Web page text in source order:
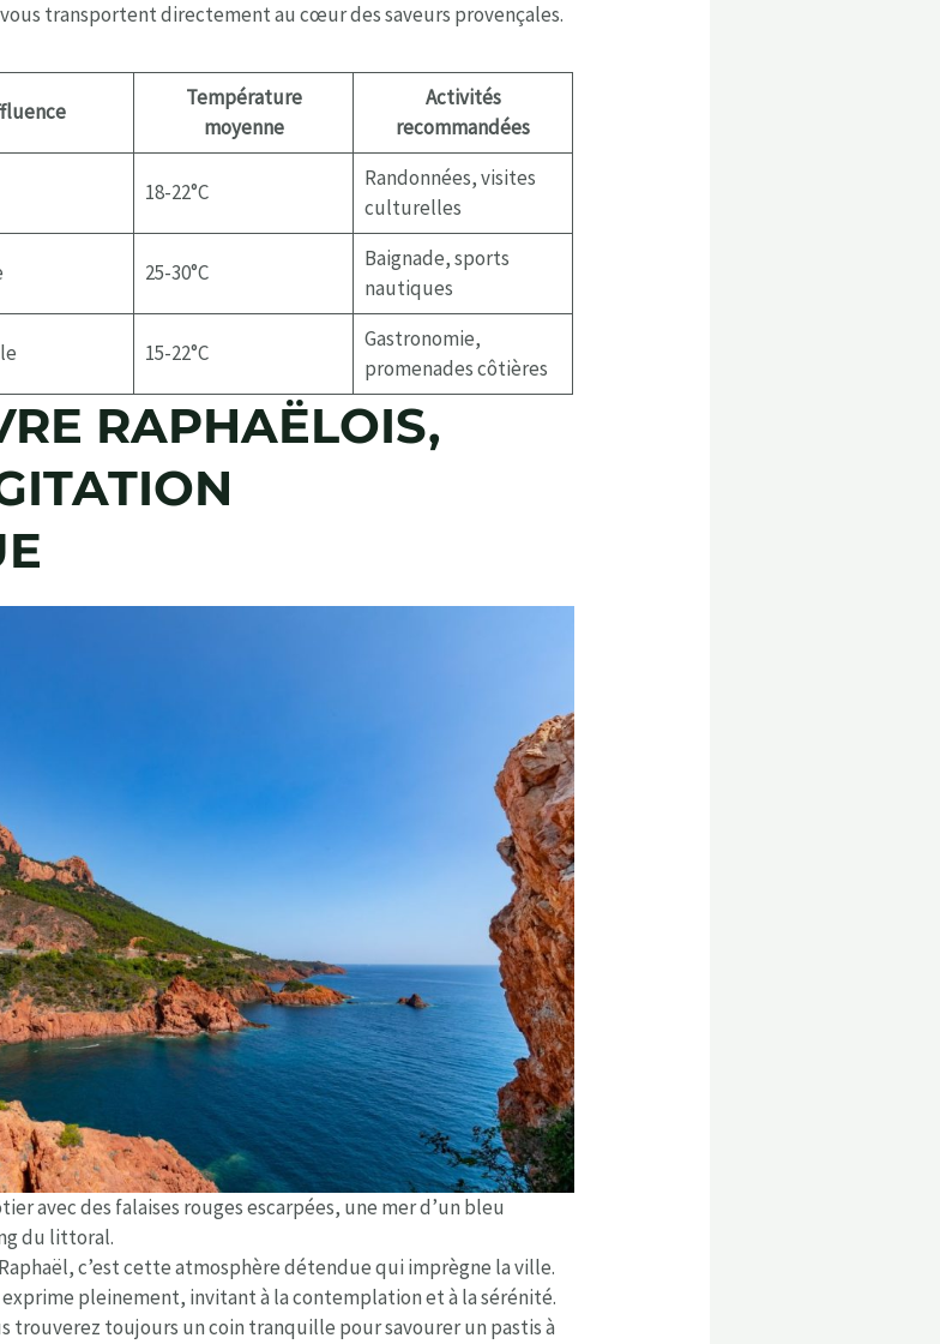
transportent directement au cœur des saveurs provençales.
Température
moyenne
Activités
recommandées
18-22°C
Randonnées, visites
culturelles
25-30°C
Baignade, sports
nautiques
15-22°C
Gastronomie,
promenades côtières
RAPHAËLOIS,
avec des falaises rouges escarpées, une mer d’un bleu
du littoral.
c’est cette atmosphère détendue qui imprègne la ville.
exprime pleinement, invitant à la contemplation et à la sérénité.
trouverez toujours un coin tranquille pour savourer un pastis à